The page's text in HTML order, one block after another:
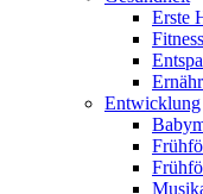
Erste
Fitness
Entwicklung